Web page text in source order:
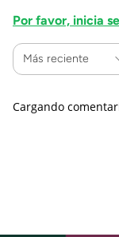
Por favor, inicia
Más reciente
Cargando